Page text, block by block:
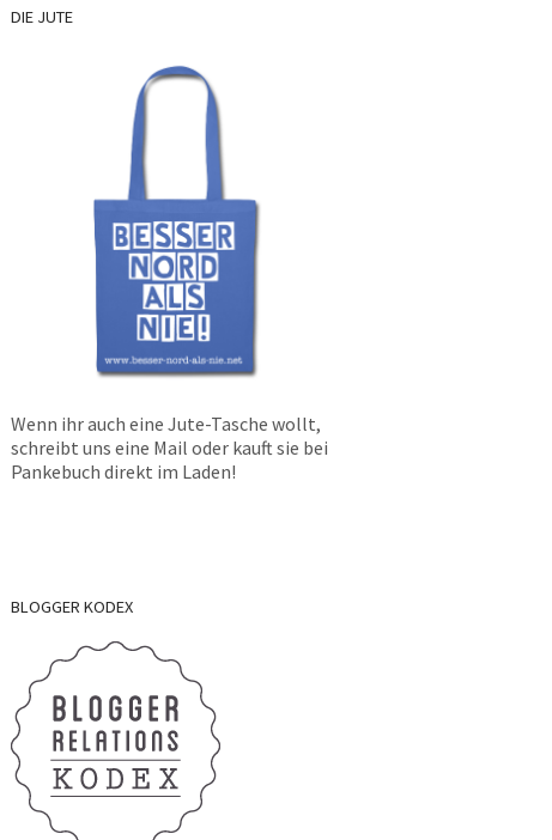
DIE JUTE
Wenn ihr auch eine Jute-Tasche wollt,
schreibt uns eine Mail oder kauft sie bei
Pankebuch direkt im Laden!
BLOGGER KODEX